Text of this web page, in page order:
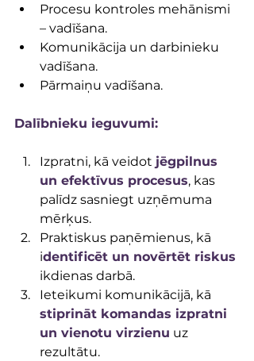
Procesu kontroles mehānismi
– vadīšana.
Komunikācija un darbinieku
vadīšana.
Pārmaiņu vadīšana.
Dalībnieku ieguvumi:
Izpratni, kā veidot jēgpilnus
un efektīvus procesus, kas
palīdz sasniegt uzņēmuma
mērķus.
Praktiskus paņēmienus, kā
identificēt un novērtēt riskus
ikdienas darbā.
Ieteikumi komunikācijā, kā
stiprināt komandas izpratni
un vienotu virzienu uz
rezultātu.